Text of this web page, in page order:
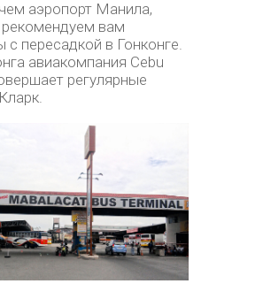
аэропорт Манила,
вам
с пересадкой в Гонконге.
авиакомпания Cebu
регулярные